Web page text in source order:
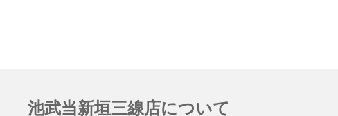
池武当新垣三線店について